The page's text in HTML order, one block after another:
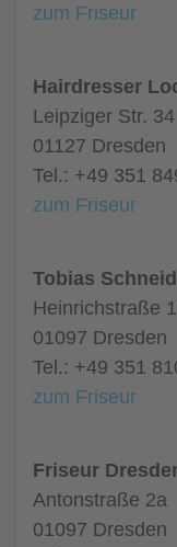
zum Friseur
Hairdresser
Leipziger Str. 34
01127 Dresden
Tel.: +49 351
zum Friseur
Tobias
Heinrichstraße
01097 Dresden
Tel.: +49 351
zum Friseur
Friseur
Antonstraße 2a
01097 Dresden